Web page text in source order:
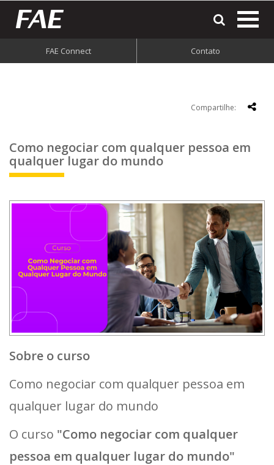
FAE Connect Contato
Compartilhe:
Como negociar com qualquer pessoa em
qualquer lugar do mundo
Sobre o curso
Como negociar com qualquer pessoa em
qualquer lugar do mundo
O curso "Como negociar com qualquer
pessoa em qualquer lugar do mundo"